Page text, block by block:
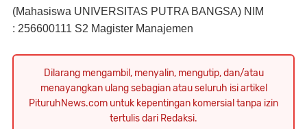
(Mahasiswa UNIVERSITAS PUTRA BANGSA) NIM
: 256600111 S2 Magister Manajemen
Dilarang mengambil, menyalin, mengutip, dan/atau
menayangkan ulang sebagian atau seluruh isi artikel
PituruhNews.com untuk kepentingan komersial tanpa izin
tertulis dari Redaksi.